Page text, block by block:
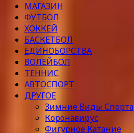
МАГАЗИН
ФУТБОЛ
ХОККЕЙ
БАСКЕТБОЛ
ЕДИНОБОРСТВА
ВОЛЕЙБОЛ
ТЕННИС
АВТОСПОРТ
ДРУГОЕ
Зимние Виды Спорта
Коронавирус
Фигурное Катание